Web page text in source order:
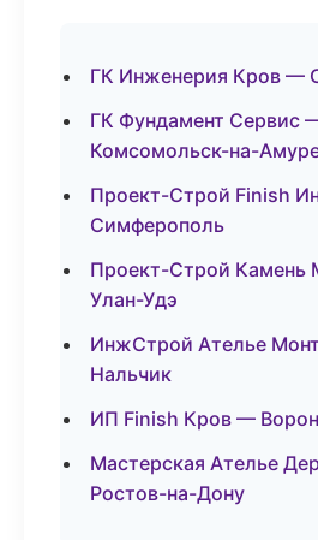
ГК Инженерия Кров —
ГК Фундамент Сервис
Комсомольск-на-
Проект-Строй Finish
Симферополь
Проект-Строй
Улан-Удэ
ИнжСтрой Ателье
Нальчик
ИП Finish Кров —
Мастерская Ателье
Ростов-на-Дону